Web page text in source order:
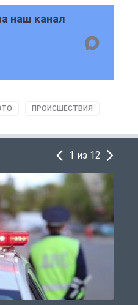
наш канал
ПРОИСШЕСТВИЯ
1 из 12